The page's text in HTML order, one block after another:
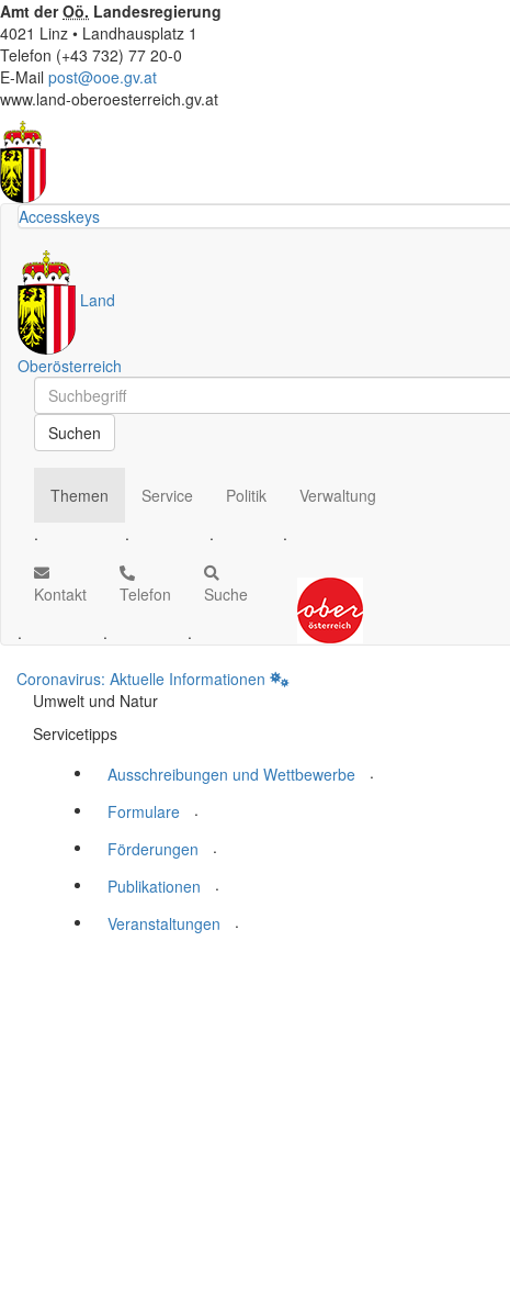
Amt derOö. Landesregierung
4021 Linz • Landhausplatz 1
Telefon (+43 732) 77 20-0
E-Mail post@ooe.gv.at
www.land-oberoesterreich.gv.at
Accesskeys
Land
Oberösterreich
Schnellsuche
Schnellsuche
Suchen
Themen
.
Service
.
Politik
.
Verwaltung
.
Kontakt
.
Telefon
.
Suche
.
Coronavirus: Aktuelle Informationen
Umwelt und Natur
Servicetipps
Ausschreibungen und Wettbewerbe
.
Formulare
.
Förderungen
.
Publikationen
.
Veranstaltungen
.